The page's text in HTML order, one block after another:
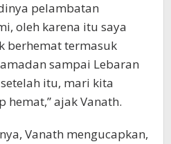
pelambatan
oleh karena itu saya
berhemat termasuk
sampai Lebaran
itu, mari kita
ajak Vanath.
Vanath mengucapkan,